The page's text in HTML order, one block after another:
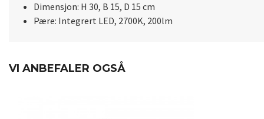
Dimensjon: H 30, B 15, D 15 cm
Pære: Integrert LED, 2700K, 200lm
VI ANBEFALER OGSÅ